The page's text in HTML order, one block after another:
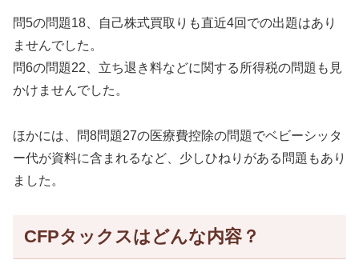
問5の問題18、自己株式買取りも直近4回での出題はあり
ませんでした。
問6の問題22、立ち退き料などに関する所得税の問題も見
かけませんでした。
ほかには、問8問題27の医療費控除の問題でベビーシッタ
ー代が資料に含まれるなど、少しひねりがある問題もあり
ました。
CFPタックスはどんな内容？